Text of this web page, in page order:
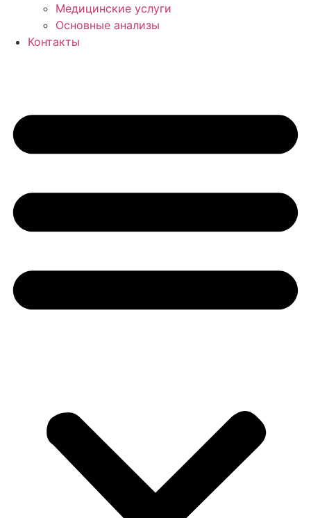
Медицинские услуги
Основные анализы
Контакты